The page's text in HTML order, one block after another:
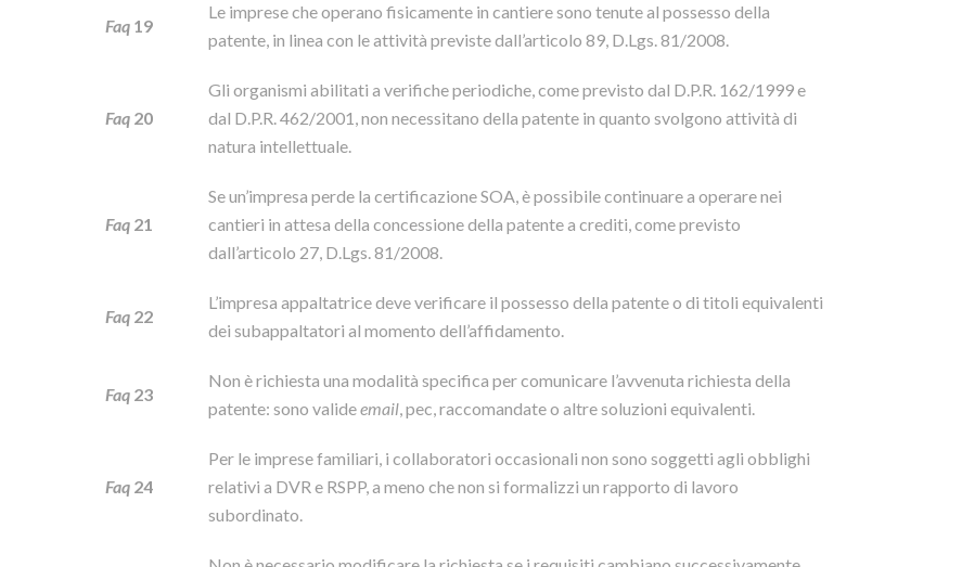
Faq 19
Le imprese che operano fisicamente in cantiere sono tenute al possesso della
patente, in linea con le attività previste dall’articolo 89, D.Lgs. 81/2008.
Faq 20
Gli organismi abilitati a verifiche periodiche, come previsto dal D.P.R. 162/1999 e
dal D.P.R. 462/2001, non necessitano della patente in quanto svolgono attività di
natura intellettuale.
Faq 21
Se un’impresa perde la certificazione SOA, è possibile continuare a operare nei
cantieri in attesa della concessione della patente a crediti, come previsto
dall’articolo 27, D.Lgs. 81/2008.
Faq 22
L’impresa appaltatrice deve verificare il possesso della patente o di titoli equivalenti
dei subappaltatori al momento dell’affidamento.
Faq 23
Non è richiesta una modalità specifica per comunicare l’avvenuta richiesta della
patente: sono valideemail, pec, raccomandate o altre soluzioni equivalenti.
Faq 24
Per le imprese familiari, i collaboratori occasionali non sono soggetti agli obblighi
relativi a DVR e RSPP, a meno che non si formalizzi un rapporto di lavoro
subordinato.